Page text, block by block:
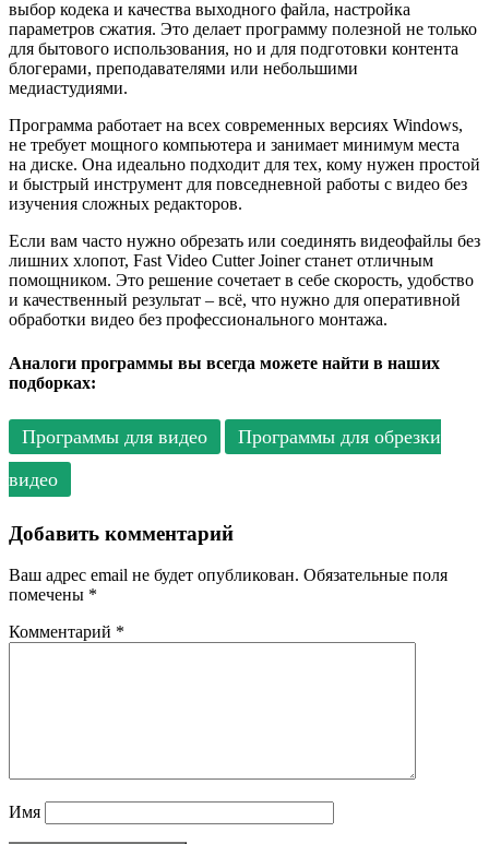
выбор кодека и качества выходного файла, настройка
параметров сжатия. Это делает программу полезной не только
для бытового использования, но и для подготовки контента
блогерами, преподавателями или небольшими
медиастудиями.
Программа работает на всех современных версиях Windows,
не требует мощного компьютера и занимает минимум места
на диске. Она идеально подходит для тех, кому нужен простой
и быстрый инструмент для повседневной работы с видео без
изучения сложных редакторов.
Если вам часто нужно обрезать или соединять видеофайлы без
лишних хлопот, Fast Video Cutter Joiner станет отличным
помощником. Это решение сочетает в себе скорость, удобство
и качественный результат – всё, что нужно для оперативной
обработки видео без профессионального монтажа.
Аналоги программы вы всегда можете найти в наших
подборках:
Программы для видео
Программы для обрезки
видео
Добавить комментарий
Ваш адрес email не будет опубликован. Обязательные поля
помечены *
Комментарий *
Имя